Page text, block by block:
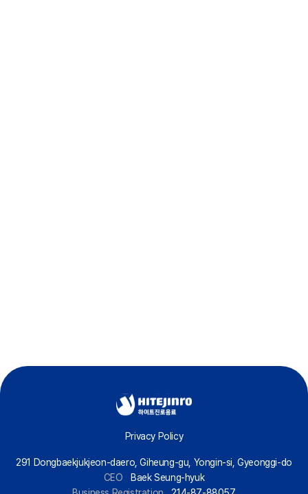
Privacy Policy
291 Dongbaekjukjeon-daero, Giheung-gu, Yongin-si, Gyeonggi-do
CEO
Baek Seung-hyuk